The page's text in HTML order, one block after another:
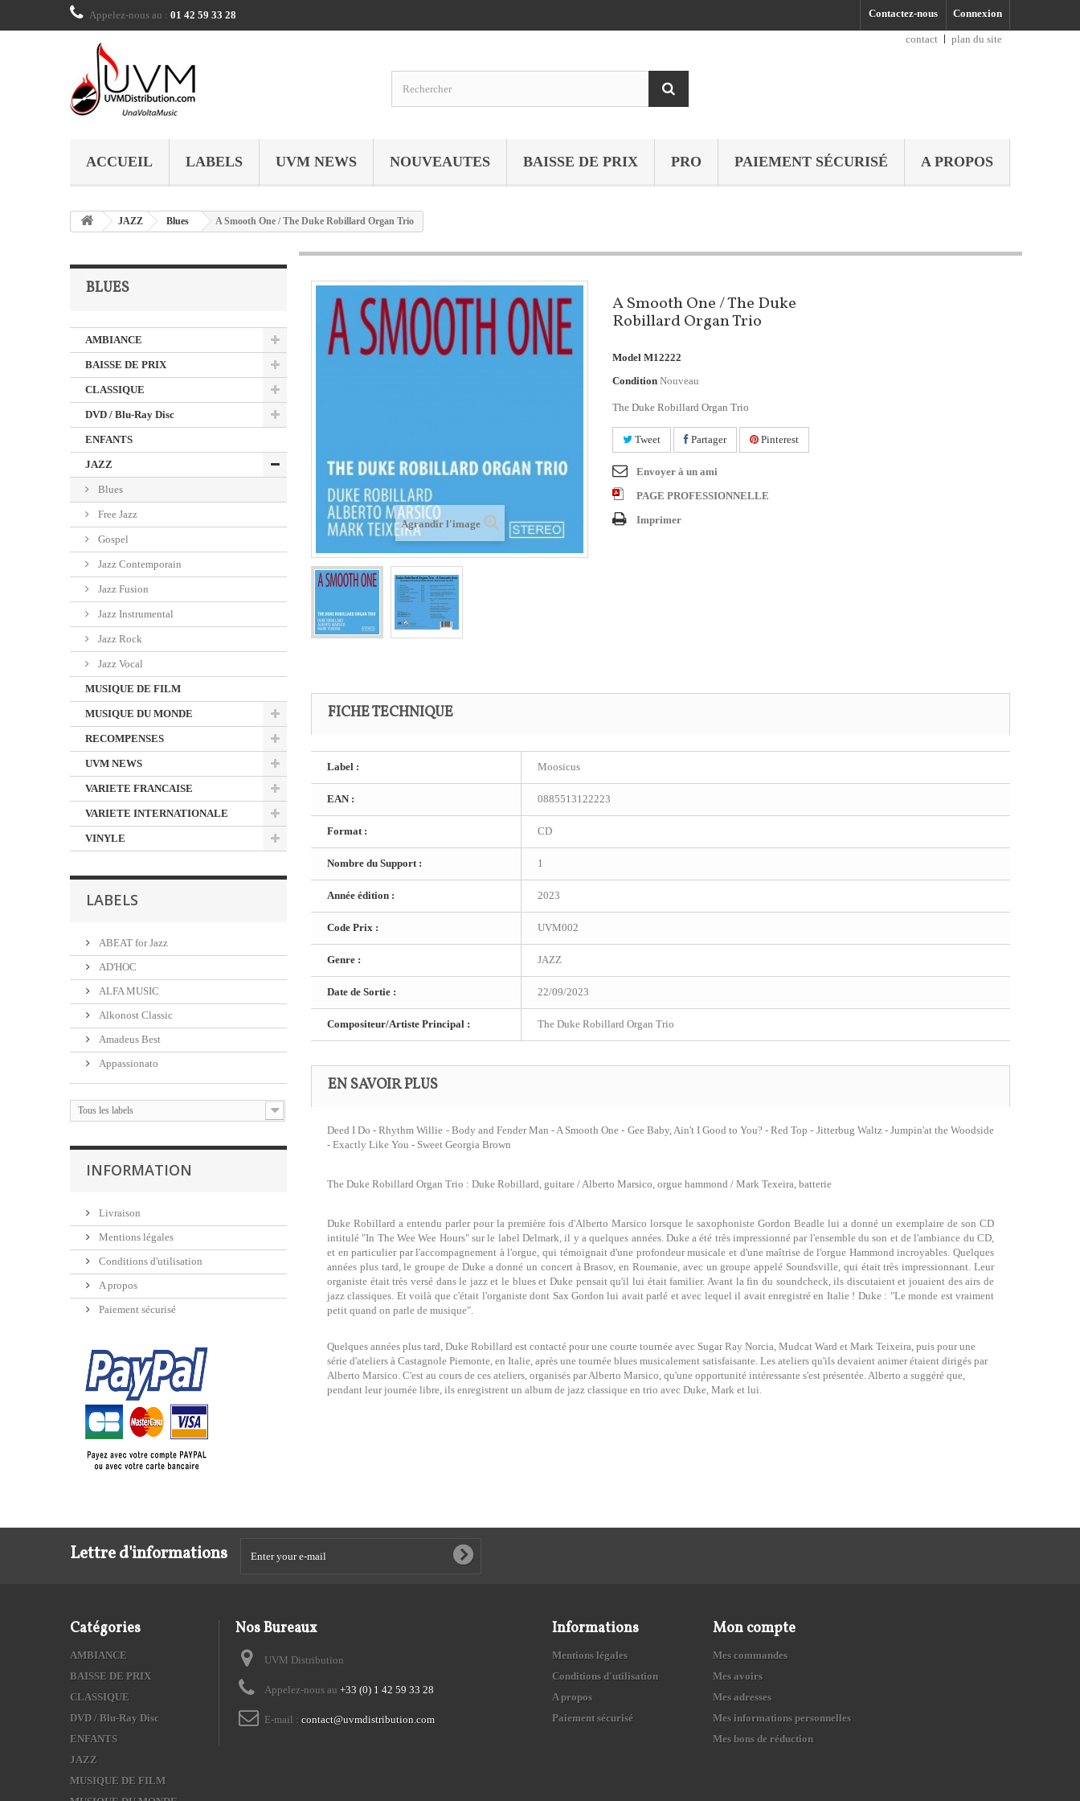
Connexion
Contactez-nous
Appelez-nous au : 01 42 59 33 28
contact
plan du site
ACCUEIL LABELS UVM NEWS NOUVEAUTES BAISSE DE PRIX PRO PAIEMENT SÉCURISÉ A PROPOS
JAZZ Blues A Smooth One / The Duke Robillard Organ Trio
BLUES
AMBIANCE
BAISSE DE PRIX
CLASSIQUE
DVD / Blu-Ray Disc
ENFANTS
JAZZ
Blues
Free Jazz
Gospel
Jazz Contemporain
Jazz Fusion
Jazz Instrumental
Jazz Rock
Jazz Vocal
MUSIQUE DE FILM
MUSIQUE DU MONDE
RECOMPENSES
UVM NEWS
VARIETE FRANCAISE
VARIETE INTERNATIONALE
VINYLE
LABELS
ABEAT for Jazz
AD'HOC
ALFA MUSIC
Alkonost Classic
Amadeus Best
Appassionato
Tous les labels
INFORMATION
Livraison
Mentions légales
Conditions d'utilisation
A propos
Paiement sécurisé
Agrandir l'image
A Smooth One / The Duke
Robillard Organ Trio
Model M12222
Condition Nouveau
The Duke Robillard Organ Trio
Tweet Partager Pinterest
Envoyer à un ami
PAGE PROFESSIONNELLE
Imprimer
FICHE TECHNIQUE
Label : Moosicus
EAN : 0885513122223
Format : CD
Nombre du Support : 1
Année édition : 2023
Code Prix : UVM002
Genre : JAZZ
Date de Sortie : 22/09/2023
Compositeur/Artiste Principal : The Duke Robillard Organ Trio
EN SAVOIR PLUS
Deed I Do - Rhythm Willie - Body and Fender Man - A Smooth One - Gee Baby, Ain't I Good to You? - Red Top - Jitterbug Waltz - Jumpin'at the Woodside
- Exactly Like You - Sweet Georgia Brown
The Duke Robillard Organ Trio : Duke Robillard, guitare / Alberto Marsico, orgue hammond / Mark Texeira, batterie
Duke Robillard a entendu parler pour la première fois d'Alberto Marsico lorsque le saxophoniste Gordon Beadle lui a donné un exemplaire de son CD
intitulé "In The Wee Wee Hours" sur le label Delmark, il y a quelques années. Duke a été très impressionné par l'ensemble du son et de l'ambiance du CD,
et en particulier par l'accompagnement à l'orgue, qui témoignait d'une profondeur musicale et d'une maîtrise de l'orgue Hammond incroyables. Quelques
années plus tard, le groupe de Duke a donné un concert à Brasov, en Roumanie, avec un groupe appelé Soundsville, qui était très impressionnant. Leur
organiste était très versé dans le jazz et le blues et Duke pensait qu'il lui était familier. Avant la fin du soundcheck, ils discutaient et jouaient des airs de
jazz classiques. Et voilà que c'était l'organiste dont Sax Gordon lui avait parlé et avec lequel il avait enregistré en Italie ! Duke : "Le monde est vraiment
petit quand on parle de musique".
Quelques années plus tard, Duke Robillard est contacté pour une courte tournée avec Sugar Ray Norcia, Mudcat Ward et Mark Teixeira, puis pour une
série d'ateliers à Castagnole Piemonte, en Italie, après une tournée blues musicalement satisfaisante. Les ateliers qu'ils devaient animer étaient dirigés par
Alberto Marsico. C'est au cours de ces ateliers, organisés par Alberto Marsico, qu'une opportunité intéressante s'est présentée. Alberto a suggéré que,
pendant leur journée libre, ils enregistrent un album de jazz classique en trio avec Duke, Mark et lui.
Lettre d'informations
Catégories
AMBIANCE
BAISSE DE PRIX
CLASSIQUE
DVD / Blu-Ray Disc
ENFANTS
JAZZ
MUSIQUE DE FILM
Nos Bureaux
UVM Distribution
Appelez-nous au +33 (0) 1 42 59 33 28
E-mail : contact@uvmdistribution.com
Informations
Mentions légales
Conditions d'utilisation
A propos
Paiement sécurisé
Mon compte
Mes commandes
Mes avoirs
Mes adresses
Mes informations personnelles
Mes bons de réduction